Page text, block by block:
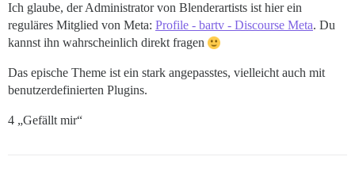
Ich glaube, der Administrator von Blenderartists ist hier ein
reguläres Mitglied von Meta: Profile - bartv - Discourse Meta. Du
kannst ihn wahrscheinlich direkt fragen
Das epische Theme ist ein stark angepasstes, vielleicht auch mit
benutzerdefinierten Plugins.
4 „Gefällt mir“